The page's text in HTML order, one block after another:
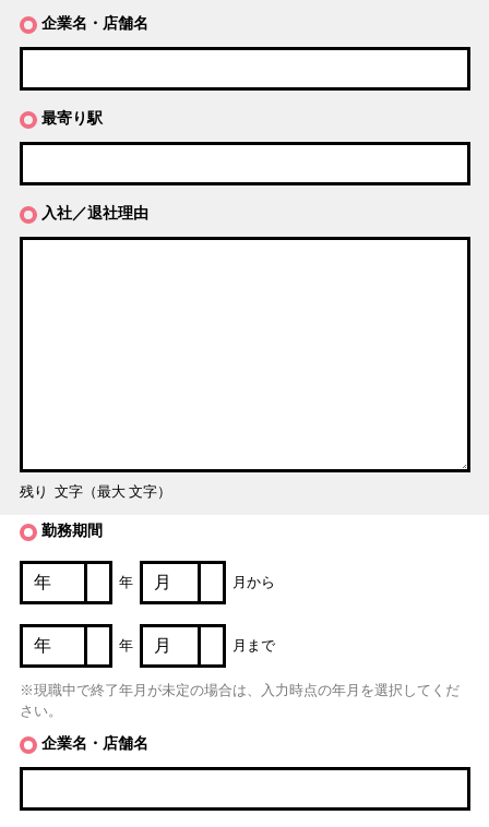
企業名・店舗名
最寄り駅
入社／退社理由
残り 文字（最大 文字）
勤務期間
年 月から
年 月まで
※現職中で終了年月が未定の場合は、入力時点の年月を選択してくだ
さい。
企業名・店舗名